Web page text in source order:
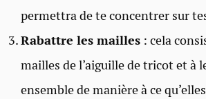
permettra de te concentrer sur
Rabattre les mailles : cela
mailles de l’aiguille de tricot et à
ensemble de manière à ce